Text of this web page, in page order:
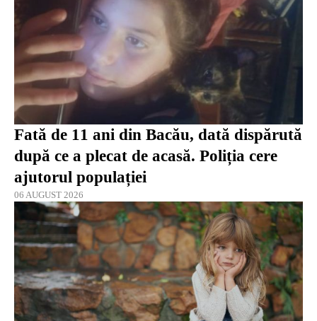
Fată de 11 ani din Bacău, dată dispărută
după ce a plecat de acasă. Poliția cere
ajutorul populației
06 AUGUST 2026